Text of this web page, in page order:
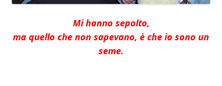
Mi hanno sepolto,
ma quello che non sapevano, è che io sono un
seme.